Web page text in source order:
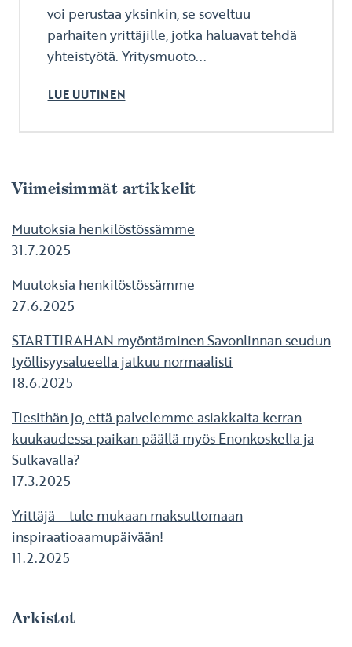
voi perustaa yksinkin, se soveltuu
parhaiten yrittäjille, jotka haluavat tehdä
yhteistyötä. Yritysmuoto...
LUE UUTINEN
Viimeisimmät artikkelit
Muutoksia henkilöstössämme
31.7.2025
Muutoksia henkilöstössämme
27.6.2025
STARTTIRAHAN myöntäminen Savonlinnan seudun
työllisyysalueella jatkuu normaalisti
18.6.2025
Tiesithän jo, että palvelemme asiakkaita kerran
kuukaudessa paikan päällä myös Enonkoskella ja
Sulkavalla?
17.3.2025
Yrittäjä – tule mukaan maksuttomaan
inspiraatioaamupäivään!
11.2.2025
Arkistot